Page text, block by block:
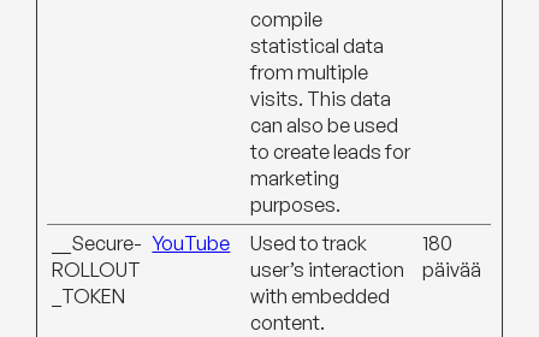
compile
statistical data
from multiple
visits. This data
can also be used
to create leads for
marketing
purposes.
__Secure-
ROLLOUT
_TOKEN
YouTube
Used to track
user’s interaction
with embedded
content.
180
päivää